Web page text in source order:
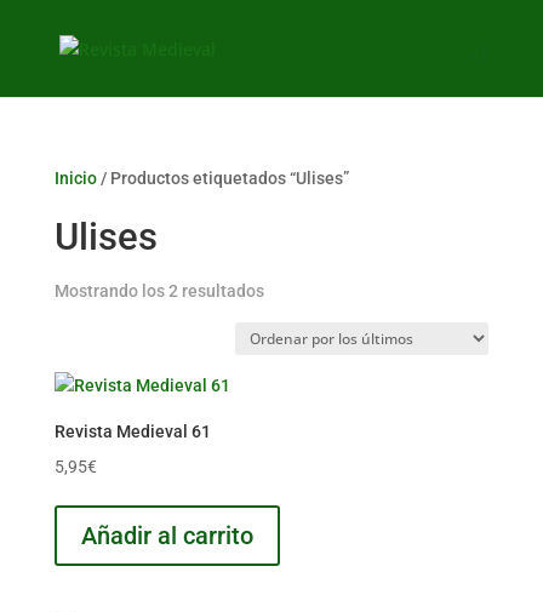
Inicio/ Productos etiquetados “Ulises”
Ulises
Mostrando los 2 resultadosOrdenado
los
Revista Medieval 61
5,95€
Añadir al carrito